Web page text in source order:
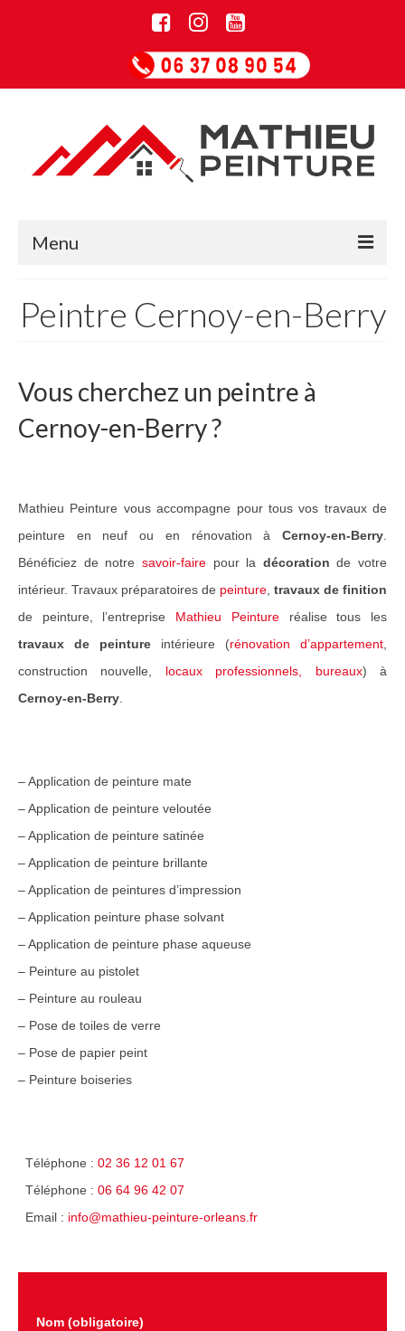
Menu
Informations
Guide Papiers peints
Guide Peintures
Peinture & revêtement
Nettoyage et peinture toiture
Réalisations Travaux
Nos travaux pour particuliers
Nos travaux pour professionnels
Contact
Peintre Cernoy-en-Berry
Vous cherchez un peintre à
Cernoy-en-Berry ?
Mathieu Peinture vous accompagne pour tous vos travaux de
peinture en neuf ou en rénovation à Cernoy-en-Berry
Bénéficiez de notre savoir-fairepour la décoration de votre
intérieur. Travaux préparatoires de peinture travaux de finition
de peinture, l’entreprise Mathieu Peintureréalise tous les
travaux de peinture intérieure (rénovation d’appartement
construction nouvelle, locaux professionnels, bureaux) à
Cernoy-en-Berry
– Application de peinture mate
– Application de peinture veloutée
– Application de peinture satinée
– Application de peinture brillante
– Application de peintures d’impression
– Application peinture phase solvant
– Application de peinture phase aqueuse
– Peinture au pistolet
– Peinture au rouleau
– Pose de toiles de verre
– Pose de papier peint
– Peinture boiseries
Téléphone : 02 36 12 01 67
Téléphone : 06 64 96 42 07
Email : info@mathieu-peinture-orleans.fr
Nom (obligatoire)